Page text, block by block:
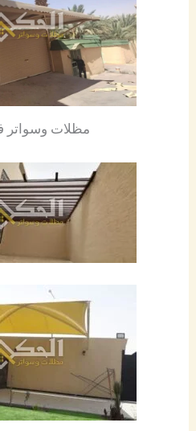
مظلات وسواتر